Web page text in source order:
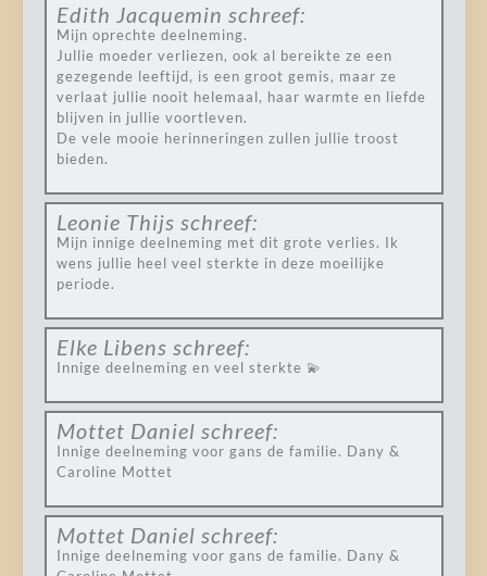
Edith Jacquemin schreef:
Mijn oprechte deelneming.
Jullie moeder verliezen, ook al bereikte ze een
gezegende leeftijd, is een groot gemis, maar ze
verlaat jullie nooit helemaal, haar warmte en liefde
blijven in jullie voortleven.
De vele mooie herinneringen zullen jullie troost
bieden.
Leonie Thijs schreef:
Mijn innige deelneming met dit grote verlies. Ik
wens jullie heel veel sterkte in deze moeilijke
periode.
Elke Libens schreef:
Innige deelneming en veel sterkte 💫
Mottet Daniel schreef:
Innige deelneming voor gans de familie. Dany &
Caroline Mottet
Mottet Daniel schreef:
Innige deelneming voor gans de familie. Dany &